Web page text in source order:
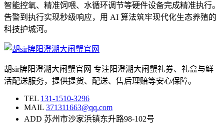
智能控氧、精准饲喂、水循环调节等硬件设备完成精准执行。
告警到执行实现秒级响应，用 AI 算法筑牢现代化生态养殖的
科技护城河。
胡sir牌阳澄湖大闸蟹官网 专注阳澄湖大闸蟹礼券、礼盒与鲜
活配送服务，提供提货、配送、售后理赔等安心保障。
TEL 131-1510-3296
MAIL 371311663@qq.com
ADD 苏州市沙家浜镇东升路98-102号